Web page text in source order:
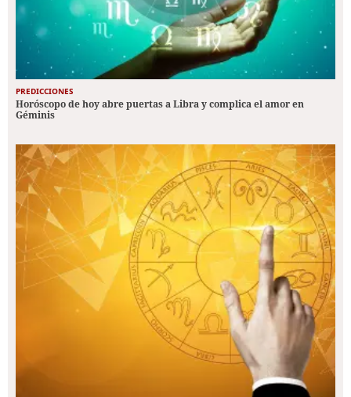
PREDICCIONES
Horóscopo de hoy abre puertas a Libra y complica el amor en
Géminis